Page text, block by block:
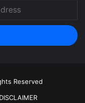
Reserved
DISCLAIMER